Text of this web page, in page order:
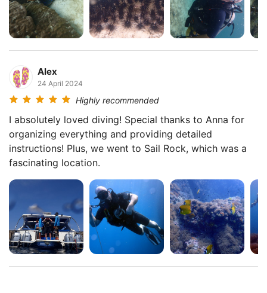
Alex
24 April 2024
Highly recommended
I absolutely loved diving! Special thanks to Anna for
organizing everything and providing detailed
instructions! Plus, we went to Sail Rock, which was a
fascinating location.